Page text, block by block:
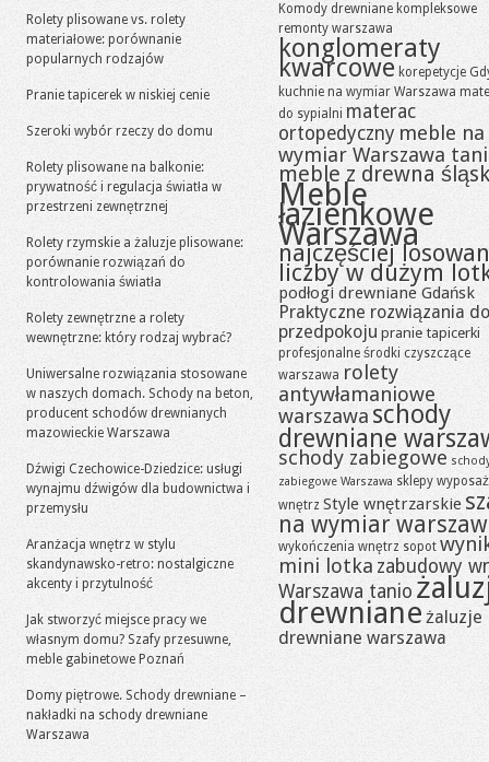
Rolety plisowane vs. rolety
materiałowe: porównanie
popularnych rodzajów
Pranie tapicerek w niskiej cenie
Szeroki wybór rzeczy do domu
Rolety plisowane na balkonie:
prywatność i regulacja światła w
przestrzeni zewnętrznej
Rolety rzymskie a żaluzje plisowane:
porównanie rozwiązań do
kontrolowania światła
Rolety zewnętrzne a rolety
wewnętrzne: który rodzaj wybrać?
Uniwersalne rozwiązania stosowane
w naszych domach. Schody na beton,
producent schodów drewnianych
mazowieckie Warszawa
Dźwigi Czechowice-Dziedzice: usługi
wynajmu dźwigów dla budownictwa i
przemysłu
Aranżacja wnętrz w stylu
skandynawsko-retro: nostalgiczne
akcenty i przytulność
Jak stworzyć miejsce pracy we
własnym domu? Szafy przesuwne,
meble gabinetowe Poznań
Domy piętrowe. Schody drewniane –
nakładki na schody drewniane
Warszawa
Komody drewniane kompleksowe
remonty warszawa
konglomeraty
kwarcowe korepetycje
kuchnie na wymiar Warszawa
do sypialni materac
ortopedyczny meble na
wymiar Warszawa
meble z drewna
Meble
łazienkowe
Warszawa
najczęściej
liczby w dużym
podłogi drewniane Gdańsk
Praktyczne rozwiązania do
przedpokoju pranie tapicerki
profesjonalne środki czyszczące
warszawa rolety
antywłamaniowe
warszawa schody
drewniane
schody zabiegowe
zabiegowe Warszawa sklepy
wnętrz Style wnętrzarskie
na wymiar
wykończenia wnętrz sopot
mini lotka zabudowy
Warszawa tanio
drewniane żaluzje
drewniane warszawa